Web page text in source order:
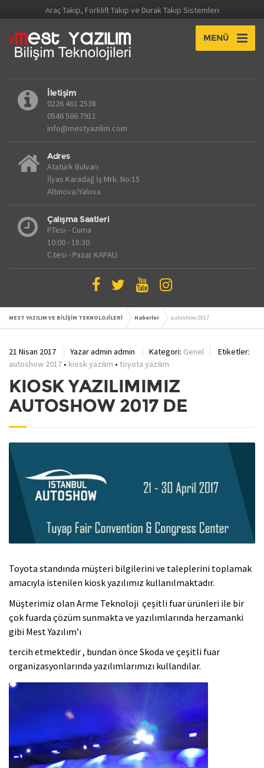
Araç Takip, Forklift Takip ve Durak Takip Sistemleri
MENÜ
İletişim
0226 461 2538
0546 566 7911
info@mestyazilim.com
Adres
Atatürk Bulvarı
İlyas Karadağ İş Mrk. No:15
Altınova/Yalova
Çalışma Saatleri
P.Tesi - Cuma
10:00 - 18:30
C.tesi - Pazar KAPALI
MEST YAZILIM VE BİLİŞİM TEKNOLOJİLERİ Haberler autoshow 2017
21 Nisan 2017 Yazaradmin admin Kategori: Genel
Etiketler:
autoshow 2017 • kiosk yazılım • toyota yazılım
KIOSK YAZILIMIMIZ
AUTOSHOW 2017 DE
Toyota standında müşteri bilgilerini ve taleplerini toplamak
amacıyla istenilen kiosk yazılımız kullanılmaktadır.
Müşterimiz olan Arme Teknoloji çeşitli fuar ürünleri ile bir
çok fuarda çözüm sunmakta ve yazılımlarında herzamanki
gibi Mest Yazılım’ı
tercih etmektedir , bundan önce Skoda ve çeşitli fuar
organizasyonlarında yazılımlarımızı kullandılar.